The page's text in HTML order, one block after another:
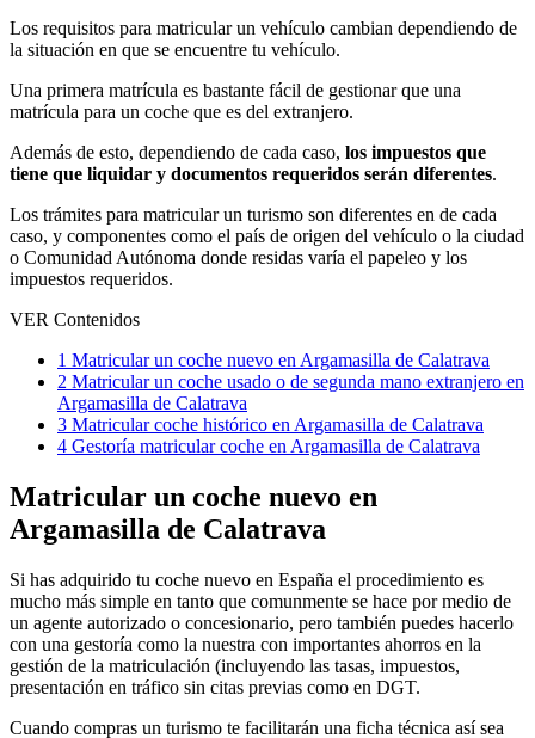
Los requisitos para matricular un vehículo cambian dependiendo de
la situación en que se encuentre tu vehículo.
Una primera matrícula es bastante fácil de gestionar que una
matrícula para un coche que es del extranjero.
Además de esto, dependiendo de cada caso, los impuestos que
tiene que liquidar y documentos requeridos serán diferentes.
Los trámites para matricular un turismo son diferentes en de cada
caso, y componentes como el país de origen del vehículo o la ciudad
o Comunidad Autónoma donde residas varía el papeleo y los
impuestos requeridos.
VER Contenidos
1 Matricular un coche nuevo en Argamasilla de Calatrava
2 Matricular un coche usado o de segunda mano extranjero en
Argamasilla de Calatrava
3 Matricular coche histórico en Argamasilla de Calatrava
4 Gestoría matricular coche en Argamasilla de Calatrava
Matricular un coche nuevo en
Argamasilla de Calatrava
Si has adquirido tu coche nuevo en España el procedimiento es
mucho más simple en tanto que comunmente se hace por medio de
un agente autorizado o concesionario, pero también puedes hacerlo
con una gestoría como la nuestra con importantes ahorros en la
gestión de la matriculación (incluyendo las tasas, impuestos,
presentación en tráfico sin citas previas como en DGT.
Cuando compras un turismo te facilitarán una ficha técnica así sea